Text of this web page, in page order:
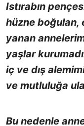
Istırabın
hüzne boğulan,
yanan
yaşlar
iç ve dış
ve mutluluğa
Bu nedenle